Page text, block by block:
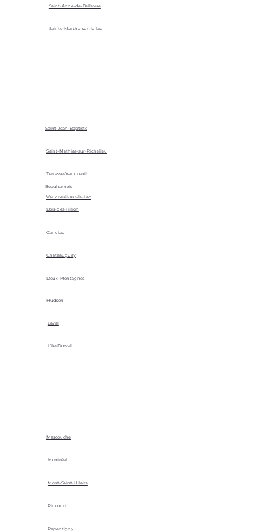
Saint-Anne-de-Bellevue
Sainte-Marthe-sur-le-lac
Saint-Jean-Baptiste
Saint-Mathias-sur-Richelieu
Terrasse-Vaudreuil
Vaudreuil-sur-le-Lac
Beauharnois
Bois-des-Fillion
Candiac
Châteauguay
Deux-Montagnes
Hudson
Laval
L'Île-Dorval
Mascouche
Montréal
Mont-Saint-Hilaire
Pincourt
Repentigny